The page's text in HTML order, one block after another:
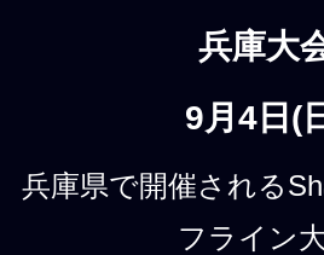
兵庫大
9月4日(
兵庫県で開催される
フライン